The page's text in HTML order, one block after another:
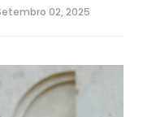
02, 2025